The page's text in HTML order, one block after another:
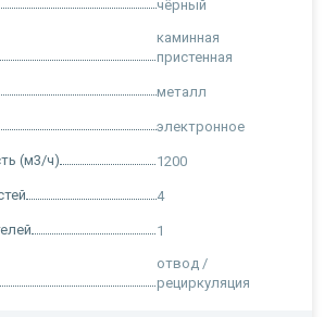
чёрный
каминная
пристенная
металл
электронное
(м3/ч) 1200
4
1
отвод /
рециркуляция